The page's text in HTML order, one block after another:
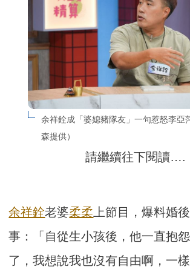
余祥銓成「婆媳豬隊友」一句惹怒李亞
森提供）
請繼續往下閱讀….
余祥銓老婆柔柔 上節目，爆料婚
事：「自從生小孩後，他一直抱
了，我想說我也沒有自由啊，一